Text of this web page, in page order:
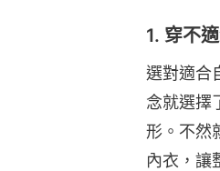
1. 穿不
選對適合
念就選擇
形。不然
內衣，讓